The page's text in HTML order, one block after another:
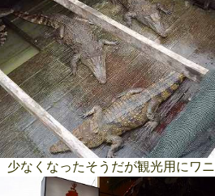
少なくなったそうだが観光用にワニ